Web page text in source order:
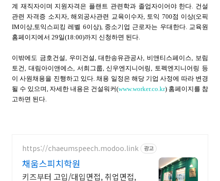
계 재직자이며 지원자격은 플랜트 관련학과 졸업자이어야 한다. 건설
관련 자격증 소지자, 해외공사관련 교육이수자, 토익 700점 이상(오픽
IM이상,토익스피킹 레벨 6이상), 중소기업 근로자는 우대한다. 교육원
홈페이지에서 29일(18:00)까지 신청하면 된다.
이밖에도 금호건설, 우미건설, 대한송유관공사, 비앤티스페이스, 보림
토건, 대림아이앤에스, 서희그룹, 신우엔지니어링, 토펙엔지니어링 등
이 사원채용을 진행하고 있다. 채용 일정은 해당 기업 사정에 따라 변경
될 수 있으며, 자세한 내용은 건설워커(www.worker.co.kr) 홈페이지를 참
고하면 된다.
https://chaeumspeech.modoo.link 광고
채움스피치학원
키즈부터 고입/대입면접, 취업면접,